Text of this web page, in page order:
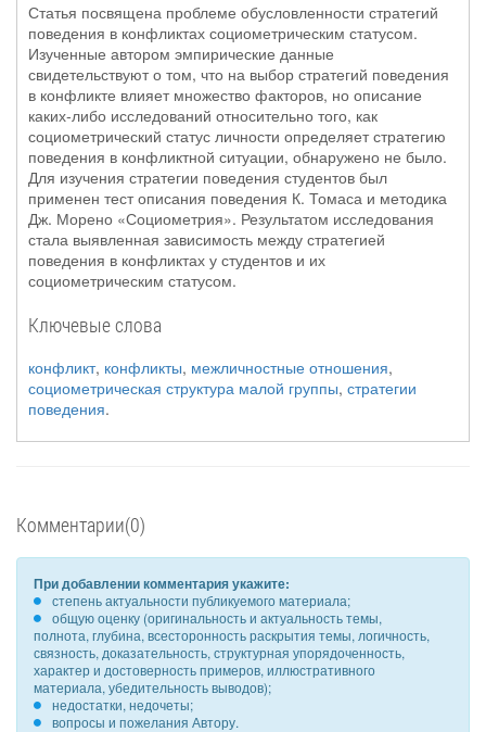
Статья посвящена проблеме обусловленности стратегий
поведения в конфликтах социометрическим статусом.
Изученные автором эмпирические данные
свидетельствуют о том, что на выбор стратегий поведения
в конфликте влияет множество факторов, но описание
каких‐либо исследований относительно того, как
социометрический статус личности определяет стратегию
поведения в конфликтной ситуации, обнаружено не было.
Для изучения стратегии поведения студентов был
применен тест описания поведения К. Томаса и методика
Дж. Морено «Социометрия». Результатом исследования
стала выявленная зависимость между стратегией
поведения в конфликтах у студентов и их
социометрическим статусом.
Ключевые слова
конфликт, конфликты, межличностные отношения,
социометрическая структура малой группы, стратегии
поведения.
Комментарии(0)
При добавлении комментария укажите:
степень актуальности публикуемого материала;
общую оценку (оригинальность и актуальность темы,
полнота, глубина, всесторонность раскрытия темы, логичность,
связность, доказательность, структурная упорядоченность,
характер и достоверность примеров, иллюстративного
материала, убедительность выводов);
недостатки, недочеты;
вопросы и пожелания Автору.